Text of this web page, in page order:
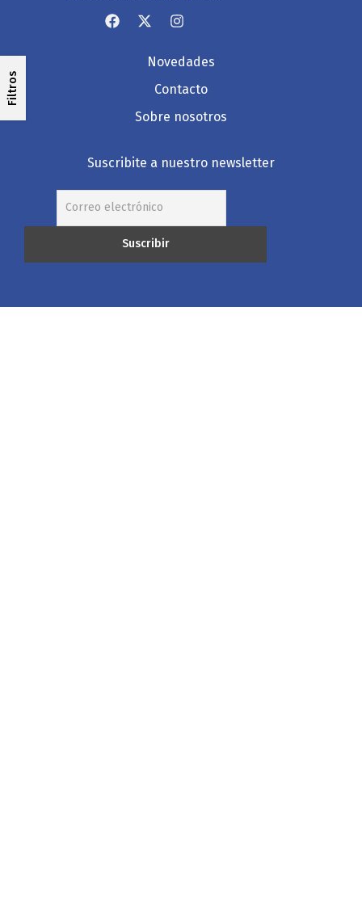
Filtros
Novedades
Contacto
Sobre nosotros
Suscribite a nuestro newsletter